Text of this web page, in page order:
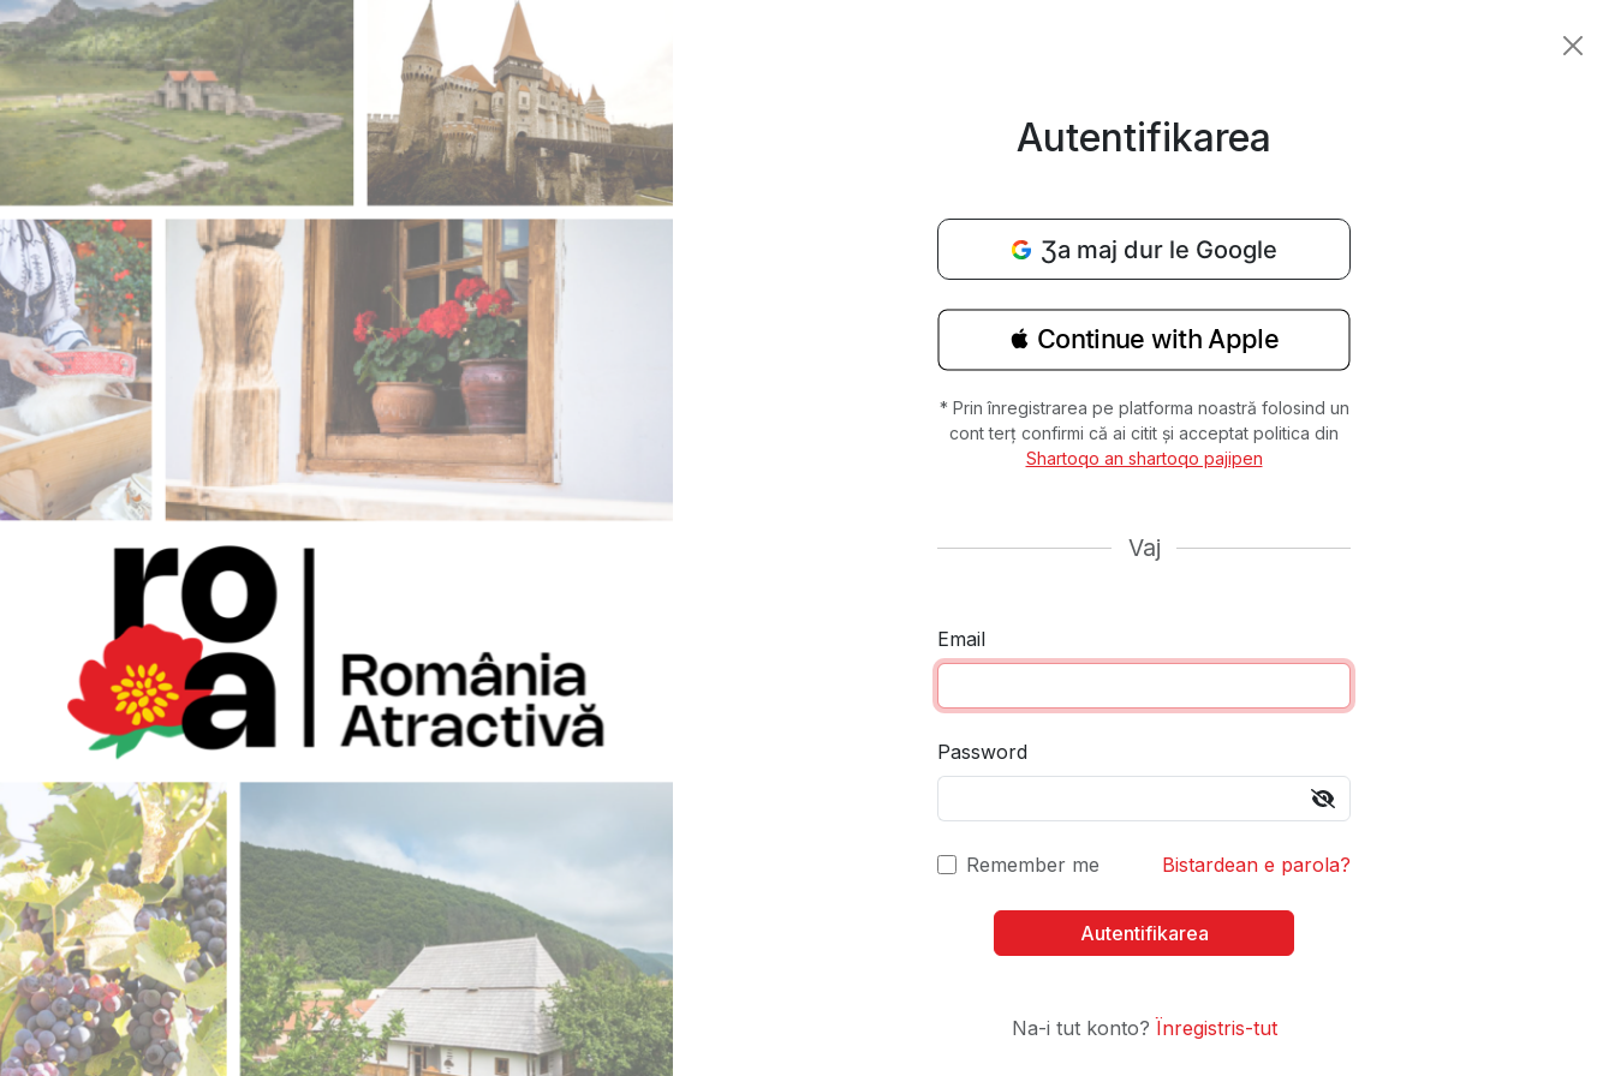
Autentifikarea
Ʒa maj dur le Google
 Continue with Apple
* Prin înregistrarea pe platforma noastră folosind un
cont terț confirmi că ai citit și acceptat politica din
Shartoqo an shartoqo pajipen
Vaj
Email
Password
Remember me Bistardean e parola?
Na-i tut konto? Ïnregistris-tut